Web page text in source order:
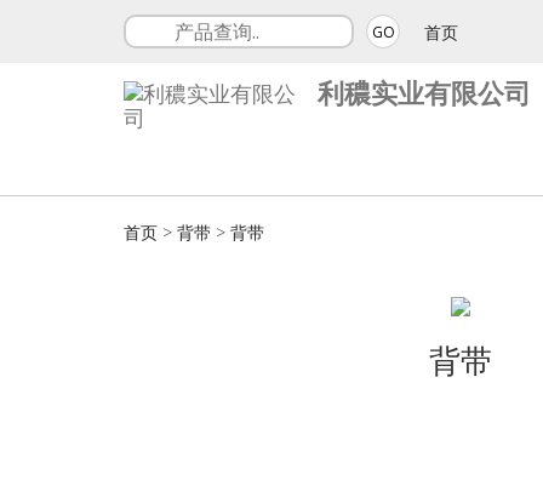
GO 首页
利穠实业有限公司
首页 > 背带 > 背带
背带